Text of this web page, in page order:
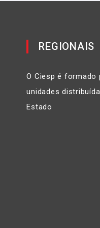
REGIONAIS
O Ciesp é formado
unidades
Estado